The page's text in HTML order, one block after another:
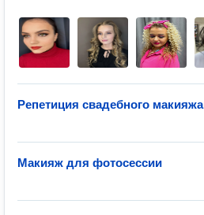
Репетиция свадебного макияжа
Макияж для фотосессии